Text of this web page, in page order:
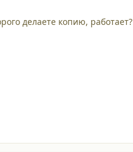
делаете копию, работает?